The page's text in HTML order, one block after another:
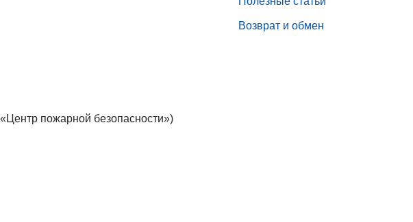
Возврат и обмен
пожарной безопасности»)